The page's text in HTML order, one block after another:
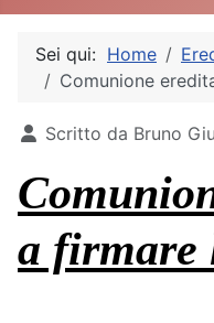
Sei qui: Home
Comunione
Dettagli
Scritto da Bruno
a firmare